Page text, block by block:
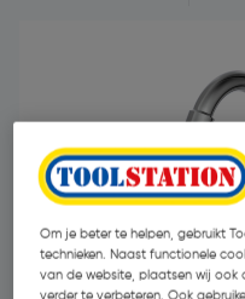
Om je beter te helpen, gebruikt
technieken. Naast functionele
van de website, plaatsen wij ook